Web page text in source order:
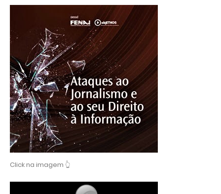
Click na imagem 👆